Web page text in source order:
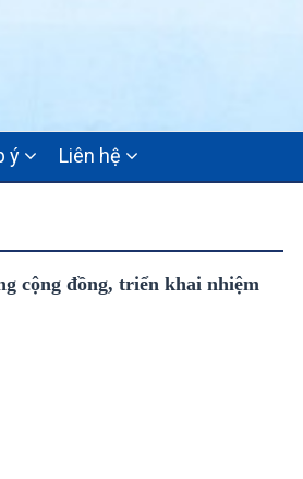
ý Liên hệ
cộng đồng, triển khai nhiệm